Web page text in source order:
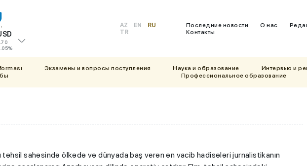
AZ EN
RU
TR
Последние новости О нас
Контакты
Экзамены и вопросы поступления Наука и образование Интервью и
Профессиональное образование
təhsil sahəsində ölkədə və dünyada baş verən ən vacib hadisələri jurnalistikanın